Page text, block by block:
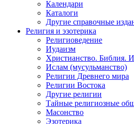
Календари
Каталоги
Другие справочные
Религия и эзотерика
Религиоведение
Иудаизм
Христианство. Библия.
Ислам (мусульманство)
Религии Древнего мира
Религии Востока
Другие религии
Тайные религиозные
Масонство
Эзотерика